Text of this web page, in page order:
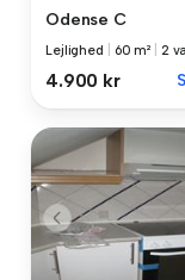
Odense C
Lejlighed 60 m² 2
4.900 kr